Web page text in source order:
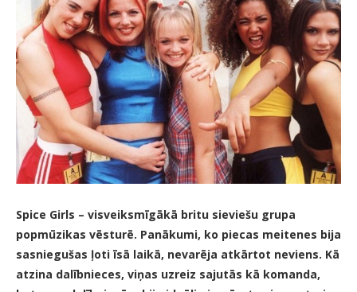
Spice Girls – visveiksmīgākā britu sieviešu grupa
popmūzikas vēsturē. Panākumi, ko piecas meitenes bija
sasniegušas ļoti īsā laikā, nevarēja atkārtot neviens. Kā
atzina dalībnieces, viņas uzreiz sajutās kā komanda,